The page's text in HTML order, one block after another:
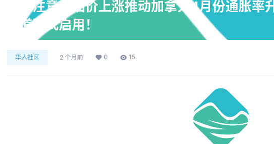
日报｜注意！油价上涨推动加拿大4月份通胀率
专用道正式启用！
华人社区 2 个月前 0 15